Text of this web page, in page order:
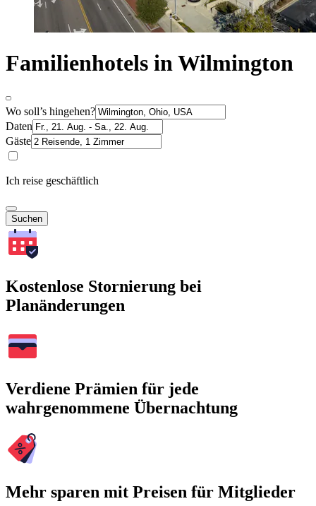
Familienhotels in Wilmington
Wo soll’s hingehen?
Daten
Gäste
Ich reise geschäftlich
Suchen
Kostenlose Stornierung bei
Planänderungen
Verdiene Prämien für jede
wahrgenommene Übernachtung
Mehr sparen mit Preisen für Mitglieder